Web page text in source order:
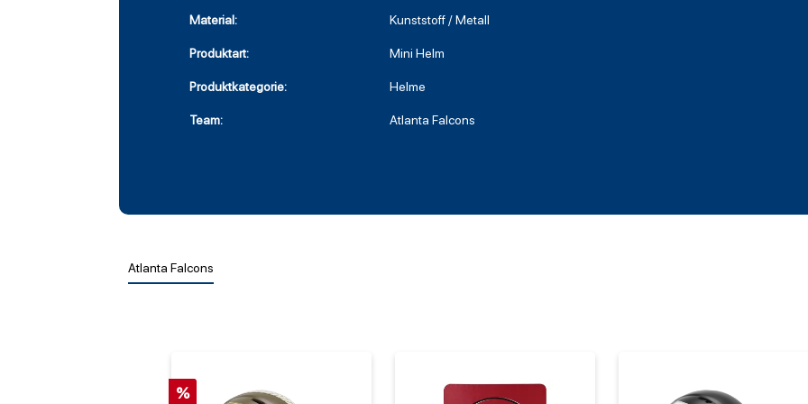
Material: Kunststoff / Metall
Produktart: Mini Helm
Produktkategorie: Helme
Team: Atlanta Falcons
Atlanta Falcons
%